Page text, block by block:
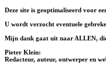
Deze site is geoptimaliseerd voor
U wordt verzocht eventuele
Mijn dank gaat uit naar ALLEN,
Pieter Klein:
Redacteur, auteur, ontwerper en